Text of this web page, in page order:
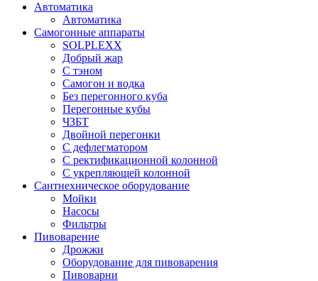
Автоматика
Автоматика
Самогонные аппараты
SOLPLEXX
Добрый жар
С тэном
Самогон и водка
Без перегонного куба
Перегонные кубы
ЧЗБТ
Двойной перегонки
С дефлегматором
С ректификационной колонной
С укрепляющей колонной
Сантнехническое оборудование
Мойки
Насосы
Фильтры
Пивоварение
Дрожжи
Оборудование для пивоварения
Пивоварни